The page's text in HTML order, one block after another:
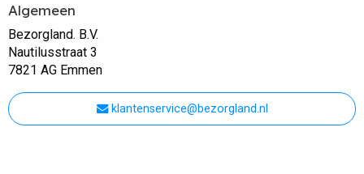
Algemeen
Bezorgland. B.V.
Nautilusstraat 3
7821 AG Emmen
klantenservice@bezorgland.nl